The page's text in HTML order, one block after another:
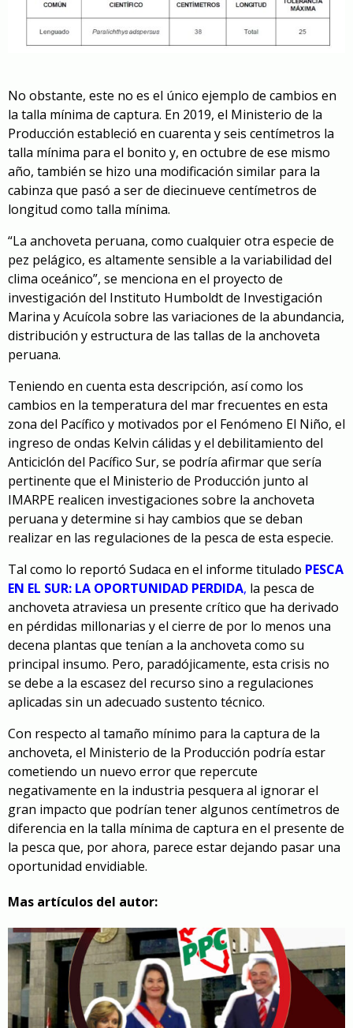
No obstante, este no es el único ejemplo de cambios en
la talla mínima de captura. En 2019, el Ministerio de la
Producción estableció en cuarenta y seis centímetros la
talla mínima para el bonito y, en octubre de ese mismo
año, también se hizo una modificación similar para la
cabinza que pasó a ser de diecinueve centímetros de
longitud como talla mínima.
“La anchoveta peruana, como cualquier otra especie de
pez pelágico, es altamente sensible a la variabilidad del
clima oceánico”, se menciona en el proyecto de
investigación del Instituto Humboldt de Investigación
Marina y Acuícola sobre las variaciones de la abundancia,
distribución y estructura de las tallas de la anchoveta
peruana.
Teniendo en cuenta esta descripción, así como los
cambios en la temperatura del mar frecuentes en esta
zona del Pacífico y motivados por el Fenómeno El Niño, el
ingreso de ondas Kelvin cálidas y el debilitamiento del
Anticiclón del Pacífico Sur, se podría afirmar que sería
pertinente que el Ministerio de Producción junto al
IMARPE realicen investigaciones sobre la anchoveta
peruana y determine si hay cambios que se deban
realizar en las regulaciones de la pesca de esta especie.
Tal como lo reportó Sudaca en el informe titulado PESCA
EN EL SUR: LA OPORTUNIDAD PERDIDA, la pesca de
anchoveta atraviesa un presente crítico que ha derivado
en pérdidas millonarias y el cierre de por lo menos una
decena plantas que tenían a la anchoveta como su
principal insumo. Pero, paradójicamente, esta crisis no
se debe a la escasez del recurso sino a regulaciones
aplicadas sin un adecuado sustento técnico.
Con respecto al tamaño mínimo para la captura de la
anchoveta, el Ministerio de la Producción podría estar
cometiendo un nuevo error que repercute
negativamente en la industria pesquera al ignorar el
gran impacto que podrían tener algunos centímetros de
diferencia en la talla mínima de captura en el presente de
la pesca que, por ahora, parece estar dejando pasar una
oportunidad envidiable.
Mas artículos del autor: